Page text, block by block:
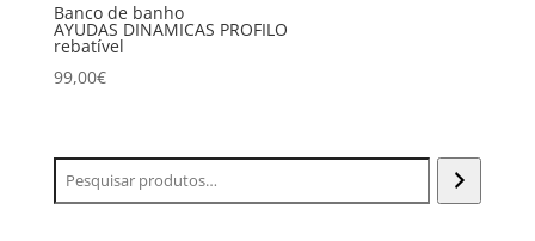
Banco de banho
AYUDAS DINAMICAS PROFILO
rebatível
99,00€